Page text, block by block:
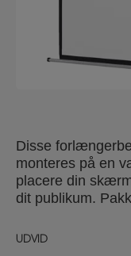
Disse
monteres på en
placere din
dit publikum.
UDVID